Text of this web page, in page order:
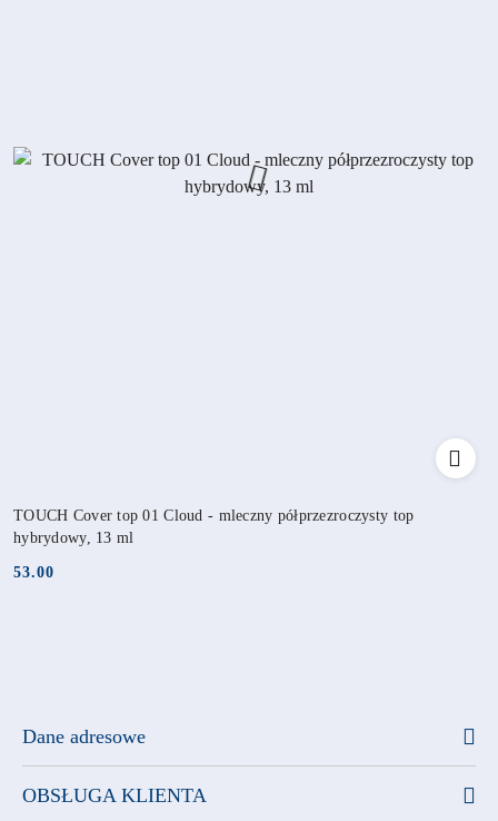
TOUCH Cover top 01 Cloud - mleczny półprzezroczysty top
hybrydowy, 13 ml
Cena:
53.00
Dane adresowe
OBSŁUGA KLIENTA